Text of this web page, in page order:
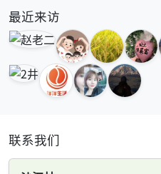
最近来访
联系我们